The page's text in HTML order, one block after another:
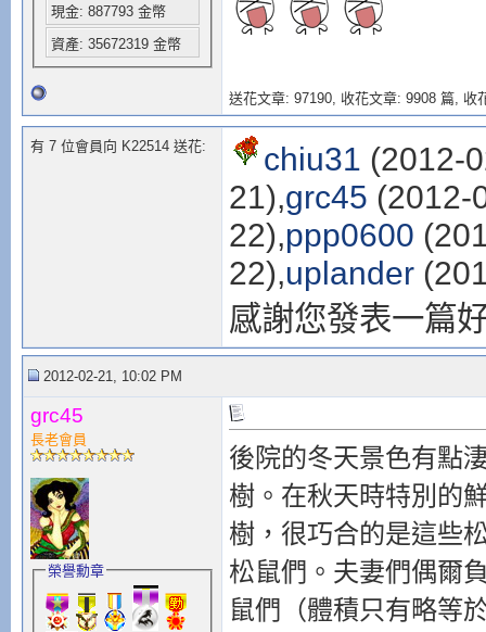
現金: 887793 金幣
資產: 35672319 金幣
送花文章: 97190, 收花文章: 9908 篇, 收
有 7 位會員向 K22514 送花: chiu31 (2012-
21),grc45 (2012-
22),ppp0600
22),uplander
感謝您發表一篇
2012-02-21, 10:02 PM
grc45
長老會員
榮譽勳章
後院的冬天景色有點
樹。在秋天時特別的
樹，很巧合的是這些
松鼠們。夫妻們偶爾
鼠們（體積只有略等